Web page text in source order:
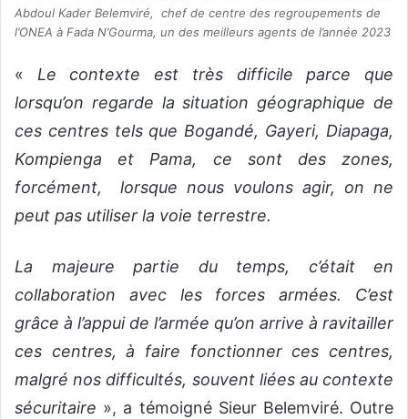
Abdoul Kader Belemviré, chef de centre des regroupements de
l’ONEA à Fada N’Gourma, un des meilleurs agents de l’année 2023
« Le contexte est très difficile parce que
lorsqu’on regarde la situation géographique de
ces centres tels que Bogandé, Gayeri, Diapaga,
Kompienga et Pama, ce sont des zones,
forcément, lorsque nous voulons agir, on ne
peut pas utiliser la voie terrestre.
La majeure partie du temps, c’était en
collaboration avec les forces armées. C’est
grâce à l’appui de l’armée qu’on arrive à ravitailler
ces centres, à faire fonctionner ces centres,
malgré nos difficultés, souvent liées au contexte
sécuritaire », a témoigné Sieur Belemviré. Outre